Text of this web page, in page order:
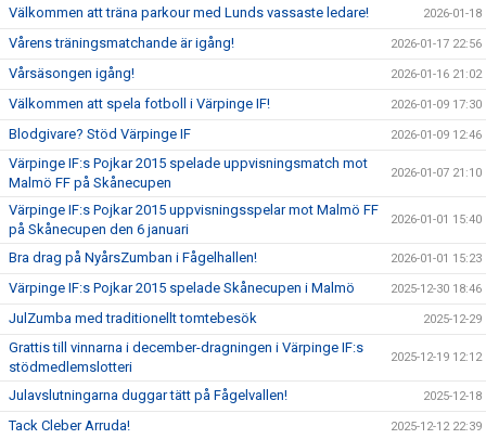
Välkommen att träna parkour med Lunds vassaste ledare! 2026-01-18
Vårens träningsmatchande är igång! 2026-01-17 22:56
Vårsäsongen igång! 2026-01-16 21:02
Välkommen att spela fotboll i Värpinge IF! 2026-01-09 17:30
Blodgivare? Stöd Värpinge IF 2026-01-09 12:46
Värpinge IF:s Pojkar 2015 spelade uppvisningsmatch mot
Malmö FF på Skånecupen
2026-01-07 21:10
Värpinge IF:s Pojkar 2015 uppvisningsspelar mot Malmö FF
på Skånecupen den 6 januari
2026-01-01 15:40
Bra drag på NyårsZumban i Fågelhallen! 2026-01-01 15:23
Värpinge IF:s Pojkar 2015 spelade Skånecupen i Malmö 2025-12-30 18:46
JulZumba med traditionellt tomtebesök 2025-12-29
Grattis till vinnarna i december-dragningen i Värpinge IF:s
stödmedlemslotteri
2025-12-19 12:12
Julavslutningarna duggar tätt på Fågelvallen! 2025-12-18
Tack Cleber Arruda! 2025-12-12 22:39